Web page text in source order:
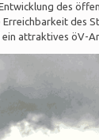
des
des
attraktives öV-